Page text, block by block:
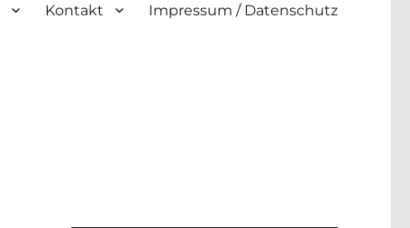
Kontakt Impressum / Datenschutz